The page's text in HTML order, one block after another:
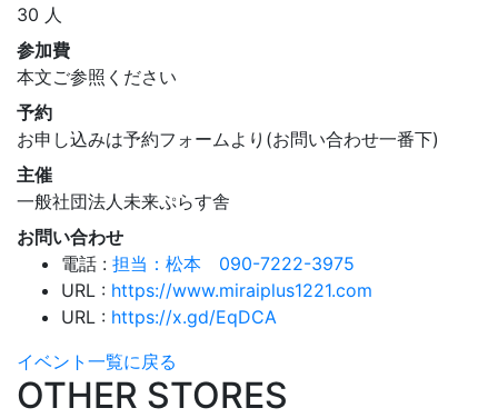
30 人
参加費
本文ご参照ください
予約
お申し込みは予約フォームより(お問い合わせ一番下)
主催
一般社団法人未来ぷらす舎
お問い合わせ
電話 : 担当：松本 090-7222-3975
URL : https://www.miraiplus1221.com
URL : https://x.gd/EqDCA
イベント一覧に戻る
OTHER STORES